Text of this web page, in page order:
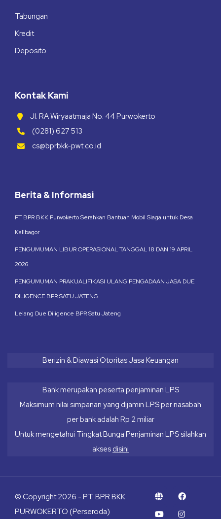
Tabungan
Kredit
Deposito
Kontak Kami
Jl. RA Wiryaatmaja No. 44 Purwokerto
(0281) 627 513
cs@bprbkk-pwt.co.id
Berita & Informasi
PT BPR BKK Purwokerto Serahkan Bantuan Mobil Siaga untuk Desa
Kalibagor
PENGUMUMAN LIBUR OPERASIONAL TANGGAL 18 DAN 19 APRIL
2026
PENGUMUMAN PRAKUALIFIKASI ULANG PENGADAAN JASA DUE
DILIGENCE BPR SATU JATENG
Lelang Due Diligence BPR Satu Jateng
Berizin & Diawasi Otoritas Jasa Keuangan
Bank merupakan peserta penjaminan LPS
Maksimum nilai simpanan yang dijamin LPS per nasabah
per bank adalah Rp 2 miliar
Untuk mengetahui Tingkat Bunga Penjaminan LPS silahkan
akses disini
© Copyright 2026 - PT. BPR BKK
PURWOKERTO (Perseroda)